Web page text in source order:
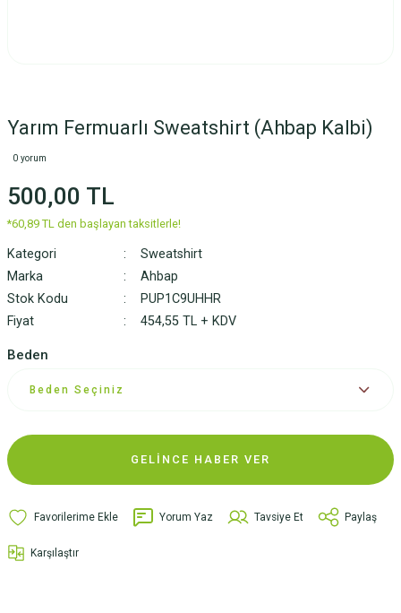
Yarım Fermuarlı Sweatshirt (Ahbap Kalbi)
0 yorum
500,00 TL
*60,89 TL den başlayan taksitlerle!
Kategori
Sweatshirt
Marka
Ahbap
Stok Kodu
PUP1C9UHHR
Fiyat
454,55 TL + KDV
Beden
GELİNCE HABER VER
Yorum Yaz Tavsiye Et Paylaş
Karşılaştır